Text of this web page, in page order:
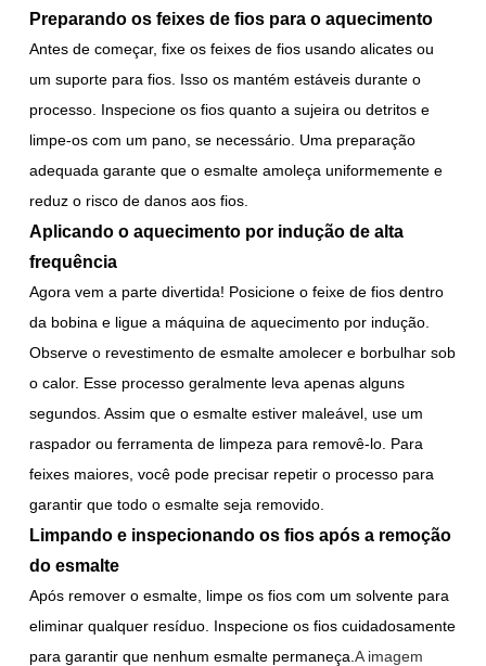
Preparando os feixes de fios para o aquecimento
Antes de começar, fixe os feixes de fios usando alicates ou
um suporte para fios. Isso os mantém estáveis durante o
processo. Inspecione os fios quanto a sujeira ou detritos e
limpe-os com um pano, se necessário. Uma preparação
adequada garante que o esmalte amoleça uniformemente e
reduz o risco de danos aos fios.
Aplicando o aquecimento por indução de alta
frequência
Agora vem a parte divertida! Posicione o feixe de fios dentro
da bobina e ligue a máquina de aquecimento por indução.
Observe o revestimento de esmalte amolecer e borbulhar sob
o calor. Esse processo geralmente leva apenas alguns
segundos. Assim que o esmalte estiver maleável, use um
raspador ou ferramenta de limpeza para removê-lo. Para
feixes maiores, você pode precisar repetir o processo para
garantir que todo o esmalte seja removido.
Limpando e inspecionando os fios após a remoção
do esmalte
Após remover o esmalte, limpe os fios com um solvente para
eliminar qualquer resíduo. Inspecione os fios cuidadosamente
para garantir que nenhum esmalte permaneça.A imagem